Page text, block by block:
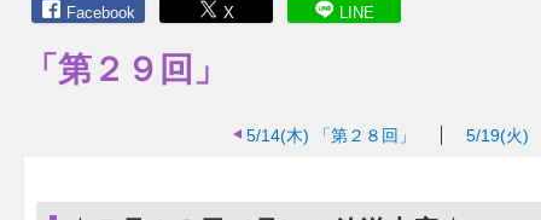
Facebook X LINE
「第２９回」
5/14(木) 「第２８回」 5/19(火)